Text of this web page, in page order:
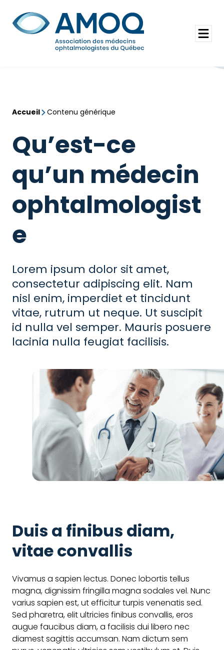
contenu
Rechercher
Ouvrir
le
Accueil Contenu générique
Qu’est-ce
qu’un médecin
ophtalmologist
e
Lorem ipsum dolor sit amet,
consectetur adipiscing elit. Nam
nisl enim, imperdiet et tincidunt
vitae, rutrum ut neque. Ut suscipit
id nulla vel semper. Mauris posuere
lacinia nulla feugiat facilisis.
Duis a finibus diam,
vitae convallis
Vivamus a sapien lectus. Donec lobortis tellus
magna, dignissim fringilla magna sodales vel. Nunc
varius sapien est, ut efficitur turpis venenatis sed.
Sed pharetra, elit ultricies finibus convallis, eros
augue faucibus diam, a facilisis dui libero nec
diamest sagittis accumsan. Nam dictum sem